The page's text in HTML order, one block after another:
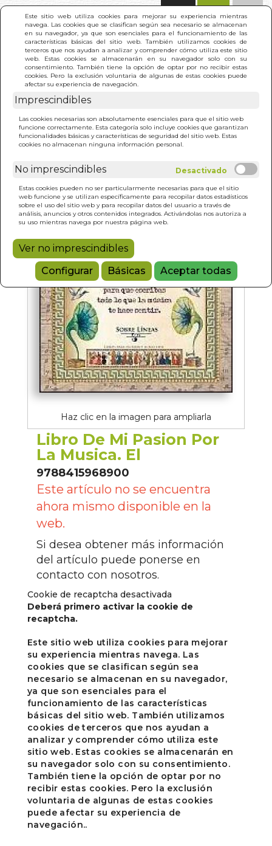
Este sitio web utiliza cookies para mejorar su experiencia mientras
navega. Las cookies que se clasifican según sea necesario se almacenan
en su navegador, ya que son esenciales para el funcionamiento de las
características básicas del sitio web. También utilizamos cookies de
terceros que nos ayudan a analizar y comprender cómo utiliza este sitio
web. Estas cookies se almacenarán en su navegador solo con su
consentimiento. También tiene la opción de optar por no recibir estas
cookies. Pero la exclusión voluntaria de algunas de estas cookies puede
afectar su experiencia de navegación.
Imprescindibles
Las cookies necesarias son absolutamente esenciales para que el sitio web
funcione correctamente. Esta categoría solo incluye cookies que garantizan
funcionalidades básicas y características de seguridad del sitio web. Estas
cookies no almacenan ninguna información personal.
No imprescindibles
Estas cookies pueden no ser particularmente necesarias para que el sitio
web funcione y se utilizan específicamente para recopilar datos estadísticos
sobre el uso del sitio web y para recopilar datos del usuario a través de
análisis, anuncios y otros contenidos integrados. Activándolas nos autoriza a
su uso mientras navega por nuestra página web.
Ver no imprescindibles
Configurar
Básicas Aceptar todas
INICIO >
Haz clic en la imagen para ampliarla
Libro De Mi Pasion Por
La Musica. El
9788415968900
Este artículo no se encuentra
ahora mismo disponible en la
web.
Si desea obtener más información
del artículo puede ponerse en
contacto con nosotros.
Cookie de recaptcha desactivada
Deberá primero activar la cookie de
recaptcha.
Este sitio web utiliza cookies para mejorar
su experiencia mientras navega. Las
cookies que se clasifican según sea
necesario se almacenan en su navegador,
ya que son esenciales para el
funcionamiento de las características
básicas del sitio web. También utilizamos
cookies de terceros que nos ayudan a
analizar y comprender cómo utiliza este
sitio web. Estas cookies se almacenarán en
su navegador solo con su consentimiento.
También tiene la opción de optar por no
recibir estas cookies. Pero la exclusión
voluntaria de algunas de estas cookies
puede afectar su experiencia de
navegación..